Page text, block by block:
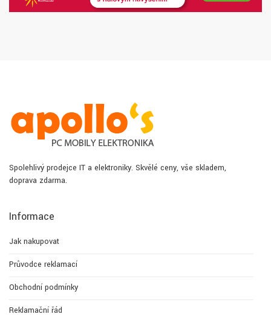
Spolehlivý prodejce IT a elektroniky. Skvělé ceny, vše skladem,
doprava zdarma.
Informace
Jak nakupovat
Průvodce reklamací
Obchodní podmínky
Reklamační řád